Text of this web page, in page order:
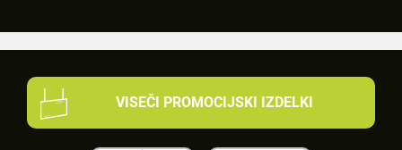
VISEČI PROMOCIJSKI IZDELKI